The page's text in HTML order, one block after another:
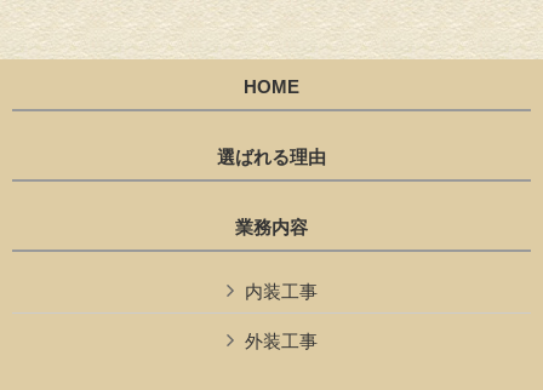
HOME
選ばれる理由
業務内容
内装工事
外装工事